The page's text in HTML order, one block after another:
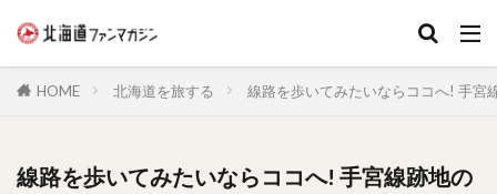
HOME 北海道を旅する 線路を歩いてみたいならココへ! 手宮
線路を歩いてみたいならココへ! 手宮線跡地の